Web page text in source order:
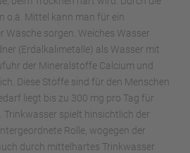
o.ä. Mittel kann man für ein
Wäsche sorgen. Weiches Wasser
(Erdalkalimetalle) als Wasser mit
der Mineralstoffe Calcium und
Diese Stoffe sind für den Menschen
liegt bis zu 300 mg pro Tag für
Trinkwasser spielt hinsichtlich der
Rolle, wogegen der
durch mittelhartes Trinkwasser